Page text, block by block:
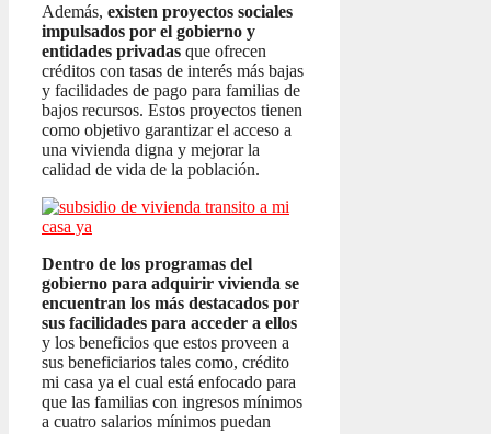
Además, existen proyectos sociales
impulsados por el gobierno y
entidades privadas que ofrecen
créditos con tasas de interés más bajas
y facilidades de pago para familias de
bajos recursos. Estos proyectos tienen
como objetivo garantizar el acceso a
una vivienda digna y mejorar la
calidad de vida de la población.
Dentro de los programas del
gobierno para adquirir vivienda se
encuentran los más destacados por
sus facilidades para acceder a ellos
y los beneficios que estos proveen a
sus beneficiarios tales como, crédito
mi casa ya el cual está enfocado para
que las familias con ingresos mínimos
a cuatro salarios mínimos puedan